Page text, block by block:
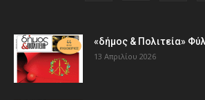
«δήμος & Πολιτεία»
13 Απριλίου 2026